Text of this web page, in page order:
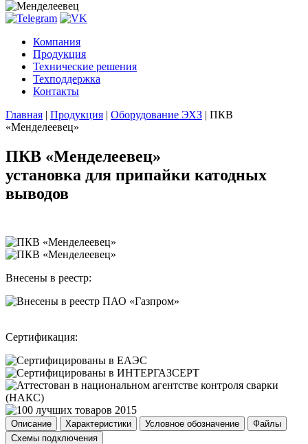
Компания
Продукция
Технические решения
Техподдержка
Контакты
Главная | Продукция | Оборудование ЭХЗ | ПКВ
«Менделеевец»
ПКВ «Менделеевец»
установка для припайки катодных
выводов
Внесены в реестр:
Сертификация:
Описание Характеристики Условное обозначение
Файлы
Схемы подключения